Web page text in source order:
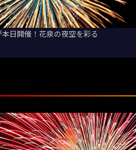
日開催！花泉の夜空を彩る